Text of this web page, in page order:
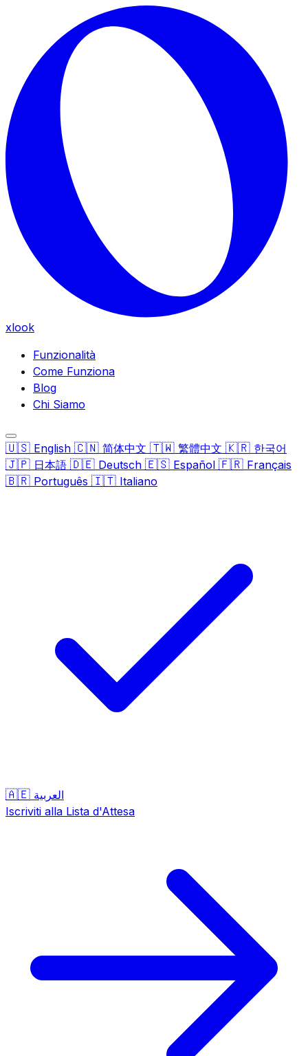
Skip to main content
xlook
Funzionalità
Come Funziona
Blog
Chi Siamo
🇺🇸 English 🇨🇳 简体中文 🇹🇼 繁體中文 🇰🇷 한국어
🇯🇵 日本語 🇩🇪 Deutsch 🇪🇸 Español 🇫🇷 Français
🇧🇷 Português 🇮🇹 Italiano
🇦🇪 العربية
Iscriviti alla Lista d'Attesa